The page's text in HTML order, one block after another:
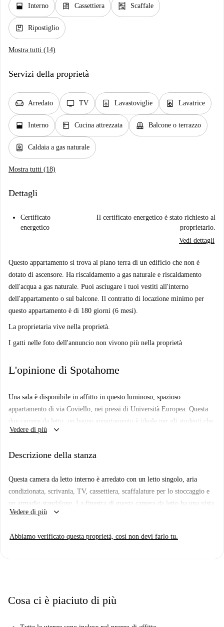
window_open Interno dresser Cassettiera shelves Scaffale
package Ripostiglio
Mostra tutti (14)
Servizi della proprietà
chair Arredato tv TV dishwasher_gen Lavastoviglie local_laundry_service Lavatrice
window_open Interno kitchen Cucina attrezzata balcony Balcone o terrazzo
water_heater Caldaia a gas naturale
Mostra tutti (18)
Dettagli
Certificato
energetico
Il certificato energetico è stato richiesto al
proprietario.
Vedi dettagli
Questo appartamento si trova al piano terra di un edificio che non è
dotato di ascensore. Ha riscaldamento a gas naturale e riscaldamento
dell'acqua a gas naturale. Puoi asciugare i tuoi vestiti all'interno
dell'appartamento o sul balcone. Il contratto di locazione minimo per
questo appartamento è di 180 giorni (6 mesi).
La proprietaria vive nella proprietà.
I gatti nelle foto dell'annuncio non vivono più nella proprietà
L'opinione di Spotahome
Una sala è disponibile in affitto in questo luminoso, spazioso
appartamento di via Coviello, nei pressi di Università Europea. Questa
due camere da letto, un bagno appartamento è ideale per gli studenti che
frequentano l'Università Europea, in quanto si trova vicino al campus di
abbondanza di immagazzinaggio e una scrivania per i vostri studi, il che
soggiorno con un sacco di luce naturale e di una cucina completamente
attrezzata con lavastoviglie e frigorifero con una macchina del ghiaccio.
Vedere di più keyboard_arrow_down
Descrizione della stanza
Questa camera da letto interno è arredato con un letto singolo, aria
condizionata, scrivania, TV, cassettiera, scaffalature per lo stoccaggio e
un armadio standalone. La finestra di questa camera da letto ha una vista
patio interno.
Vedere di più keyboard_arrow_down
Abbiamo verificato questa proprietà, così non devi farlo tu.
Cosa ci è piaciuto di più